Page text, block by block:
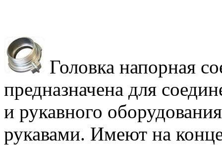
Головка напорная
предназначена для
и рукавного
рукавами. Имеют на